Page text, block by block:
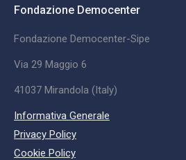
Fondazione Democenter
Fondazione Democenter-Sipe
Via 29 Maggio 6
41037 Mirandola (Italy)
Informativa Generale
Privacy Policy
Cookie Policy